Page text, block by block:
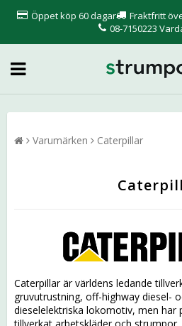
Öppet köp 60 dagar Fraktfritt
08-7150223
Varumärken Caterpillar
Caterpillar är världens ledande
gruvutrustning, off-highway diesel-
dieselelektriska lokomotiv, men har